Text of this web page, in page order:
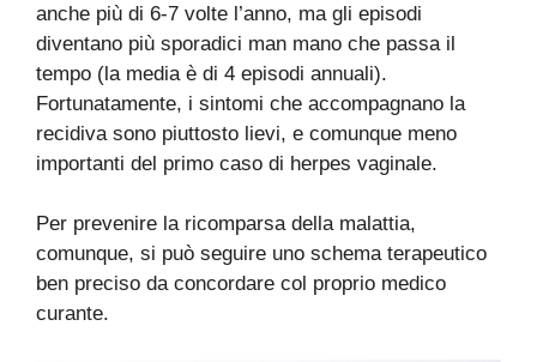
anche più di 6-7 volte l’anno, ma gli episodi
diventano più sporadici man mano che passa il
tempo (la media è di 4 episodi annuali).
Fortunatamente, i sintomi che accompagnano la
recidiva sono piuttosto lievi, e comunque meno
importanti del primo caso di herpes vaginale.
Per prevenire la ricomparsa della malattia,
comunque, si può seguire uno schema terapeutico
ben preciso da concordare col proprio medico
curante.